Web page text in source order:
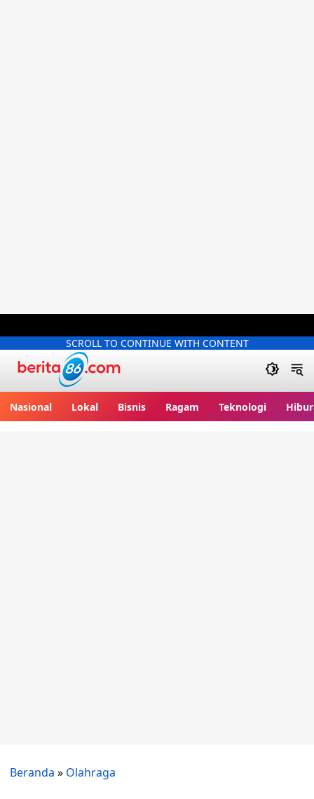
SCROLL TO CONTINUE WITH CONTENT
Nasional Lokal Bisnis Ragam Teknologi
Beranda » Olahraga